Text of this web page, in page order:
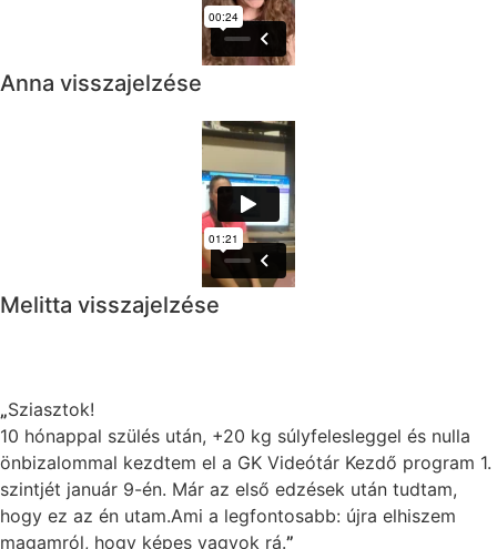
Anna visszajelzése
Melitta visszajelzése
„Sziasztok!
10 hónappal szülés után, +20 kg súlyfelesleggel és nulla
önbizalommal kezdtem el a GK Videótár Kezdő program 1.
szintjét január 9-én. Már az első edzések után tudtam,
hogy ez az én utam.Ami a legfontosabb: újra elhiszem
magamról, hogy képes vagyok rá.”